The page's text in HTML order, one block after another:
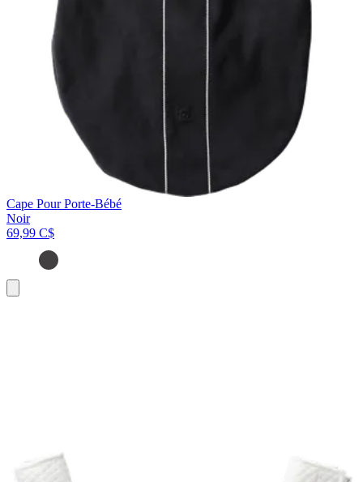
Cape Pour Porte-Bébé
Noir
69,99 C$
au